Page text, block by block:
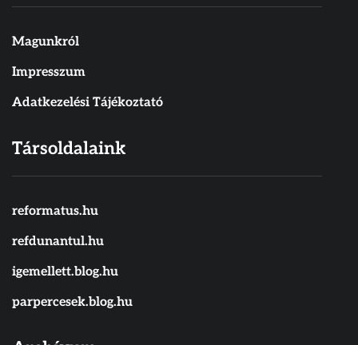
Magunkról
Impresszum
Adatkezelési Tájékoztató
Társoldalaink
reformatus.hu
refdunantul.hu
igemellett.blog.hu
parpercesek.blog.hu